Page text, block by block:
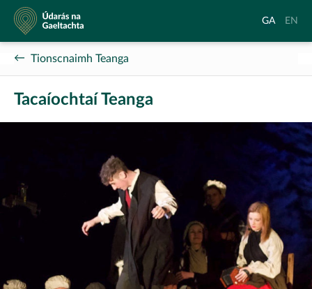
Údarás
na
Gaeltachta
Aistrigh
Gaeilge
GA
to
EN
Tionscnaimh Teanga
Tacaíochtaí Teanga